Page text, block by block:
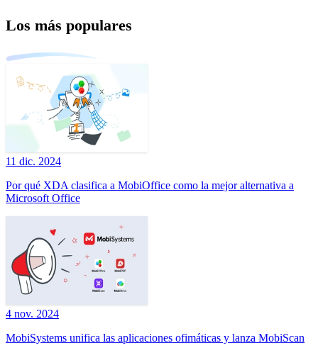
Los más populares
11 dic. 2024
Por qué XDA clasifica a MobiOffice como la mejor alternativa a
Microsoft Office
4 nov. 2024
MobiSystems unifica las aplicaciones ofimáticas y lanza MobiScan